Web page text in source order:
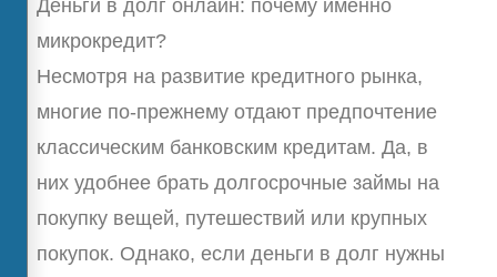
Деньги в долг онлайн: почему именно
микрокредит?
Несмотря на развитие кредитного рынка,
многие по-прежнему отдают предпочтение
классическим банковским кредитам. Да, в
них удобнее брать долгосрочные займы на
покупку вещей, путешествий или крупных
покупок. Однако, если деньги в долг нужны